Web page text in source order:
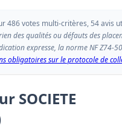
486 votes multi-critères, 54 avis
des qualités ou défauts des
expresse, la norme NF
obligatoires sur le protocole de
SOCIETE